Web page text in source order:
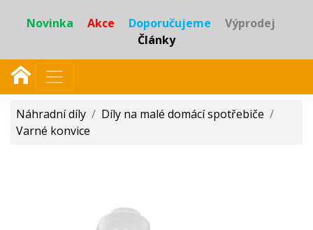
Novinka Akce Doporučujeme
Výprodej
Články
Náhradní díly / Díly na malé domácí spotřebiče /
Varné konvice